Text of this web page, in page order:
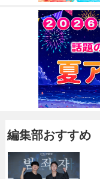
編集部おすすめ